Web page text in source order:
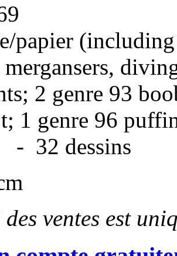
papier
mergansers,
2 genre 93
1 genre 96
- 32 dessins
ventes est